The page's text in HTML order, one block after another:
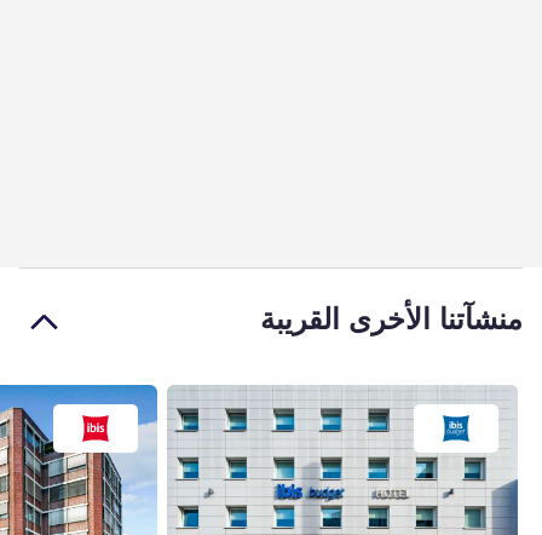
منشآتنا الأخرى القريبة